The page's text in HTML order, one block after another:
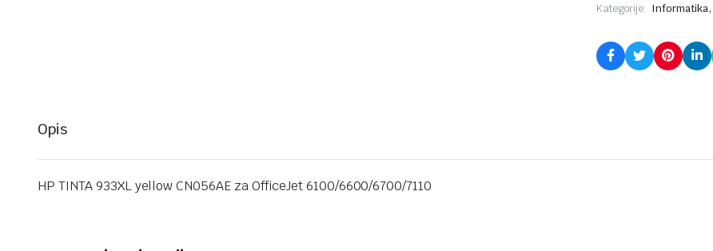
Kategorije: Informatika,
Opis
HP TINTA 933XL yellow CN056AE za OfficeJet 6100/6600/6700/7110